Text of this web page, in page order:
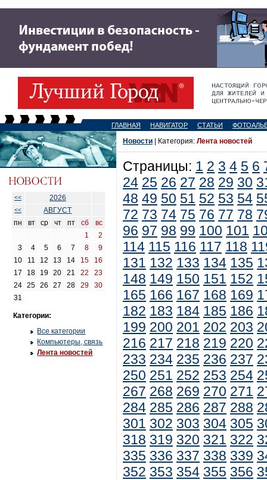
ГЛАВНАЯ НАВИГАТОР СТАТЬИ
<< 2026
<<
АВГУСТ
пн
вт ср чт пт сб
вс
1
2
3
4 5 6 7 8
9
10
11 12 13 14 15
16
17
18 19 20 21 22
23
24
25 26 27 28 29
30
31
Категории:
Все категории
Компьютеры, связь
Лента новостей
Новости | Категория: Лента новостей
Страницы: 1 2 3 4 5 6
24 25 26 27 28 29 30
48 49 50 51 52 53 54
72 73 74 75 76 77 78
96 97 98 99 100 101
114 115 116 117 118
131 132 133 134 135
148 149 150 151 152
165 166 167 168 169
182 183 184 185 186
199 200 201 202 203
216 217 218 219 220
233 234 235 236 237
250 251 252 253 254
267 268 269 270 271
284 285 286 287 288
301 302 303 304 305
318 319 320 321 322
335 336 337 338 339
352 353 354 355 356